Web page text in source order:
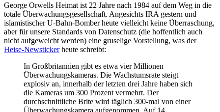
George Orwells Heimat ist 22 Jahre nach 1984 auf dem Weg in die
totale Überwachungsgesellschaft. Angesichts IRA gestern und
islamistischer U-Bahn-Bomber heute vielleicht keine Überraschung,
aber für unsere Standards von Datenschutz (die hoffentlich auch
nicht aufgeweicht werden) eine gruselige Vorstellung, was der
Heise-Newstickerheute schreibt:
In Großbritannien gibt es etwa vier Millionen
Überwachungskameras. Die Wachstumsrate steigt
explosiv an, innerhalb der letzten drei Jahre haben sich
die Kameras um 300 Prozent vermehrt. Der
durchschnittliche Brite wird täglich 300-mal von einer
Überwachungskamera aufgenommen. Auf 14